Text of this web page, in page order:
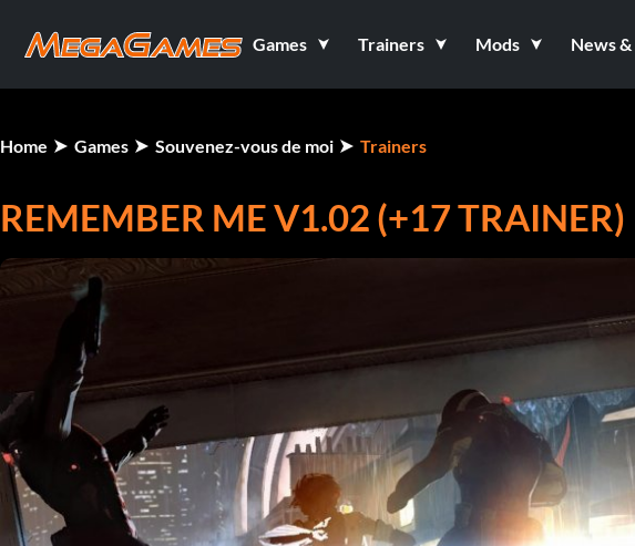
Games Trainers Mods News
Home Games Souvenez-vous de moi Trainers
REMEMBER ME V1.02 (+17 TRAINER)